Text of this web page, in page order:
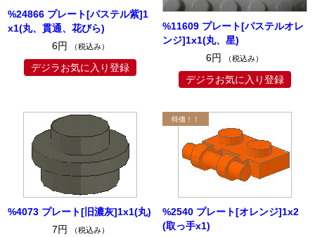
%24866 プレート[パステル紫]1
x1(丸、貫通、花びら)
6円
（税込み）
デジラお気に入り登録
%11609 プレート[パステルオレ
ンジ]1x1(丸、星)
6円
（税込み）
デジラお気に入り登録
%4073 プレート[旧濃灰]1x1(丸)
7円
（税込み）
%2540 プレート[オレンジ]1x2
(取っ手x1)